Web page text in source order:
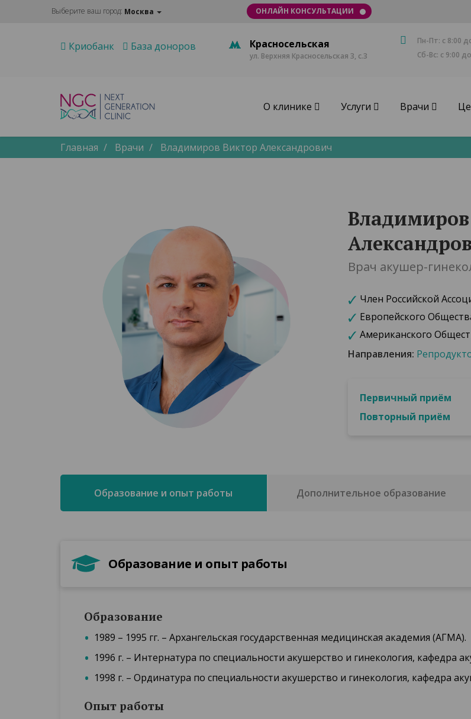
Выберите ваш город: Москва ОНЛАЙН КОНСУЛЬТАЦИИ
Криобанк База доноров Красносельская
ул. Верхняя Красносельская 3, с.3
Пн-Пт: с 8:00
Сб-Вс: с 9:00
О клинике Услуги Врачи
Главная Врачи Владимиров Виктор Александрович
Врач акушер-
Член Российской
Европейского
Американского
Направления:
Первичный приём
Повторный приём
Образование и опыт работы Дополнительное образование
Образование и опыт работы
Образование
1989 – 1995 гг. – Архангельская государственная медицинская академия (АГМА).
1996 г. – Интернатура по специальности акушерство и гинекология, кафедра
1998 г. – Ординатура по специальности акушерство и гинекология, кафедра
Опыт работы